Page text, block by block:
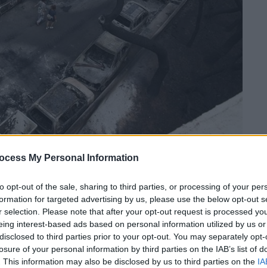
My Personal Information
opt-out of the sale, sharing to third parties, or processing of your
for targeted advertising by us, please use the below opt-out
selection. Please note that after your opt-out request is processed
interest-based ads based on personal information utilized by us
to third parties prior to your opt-out. You may separately
of your personal information by third parties on the IAB’s list of
This information may also be disclosed by us to third parties on the
το ΕΘΝΟΣ στη Google
η οποία είναιεπιζήσασατης
για τα έξι χρόνια από την
ημέρα που κορυφώνονται οι
να ξεπεράσει τα σωματικά και